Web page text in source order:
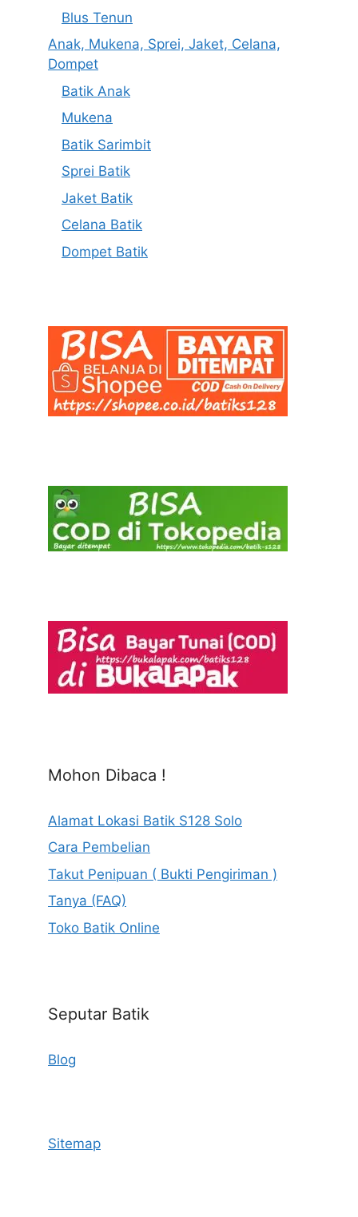
Blus Tenun
Anak, Mukena, Sprei, Jaket, Celana,
Dompet
Batik Anak
Mukena
Batik Sarimbit
Sprei Batik
Jaket Batik
Celana Batik
Dompet Batik
Mohon Dibaca !
Alamat Lokasi Batik S128 Solo
Cara Pembelian
Takut Penipuan ( Bukti Pengiriman )
Tanya (FAQ)
Toko Batik Online
Seputar Batik
Blog
Sitemap